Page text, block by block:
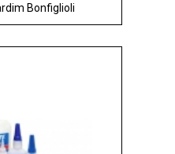
Bonfiglioli